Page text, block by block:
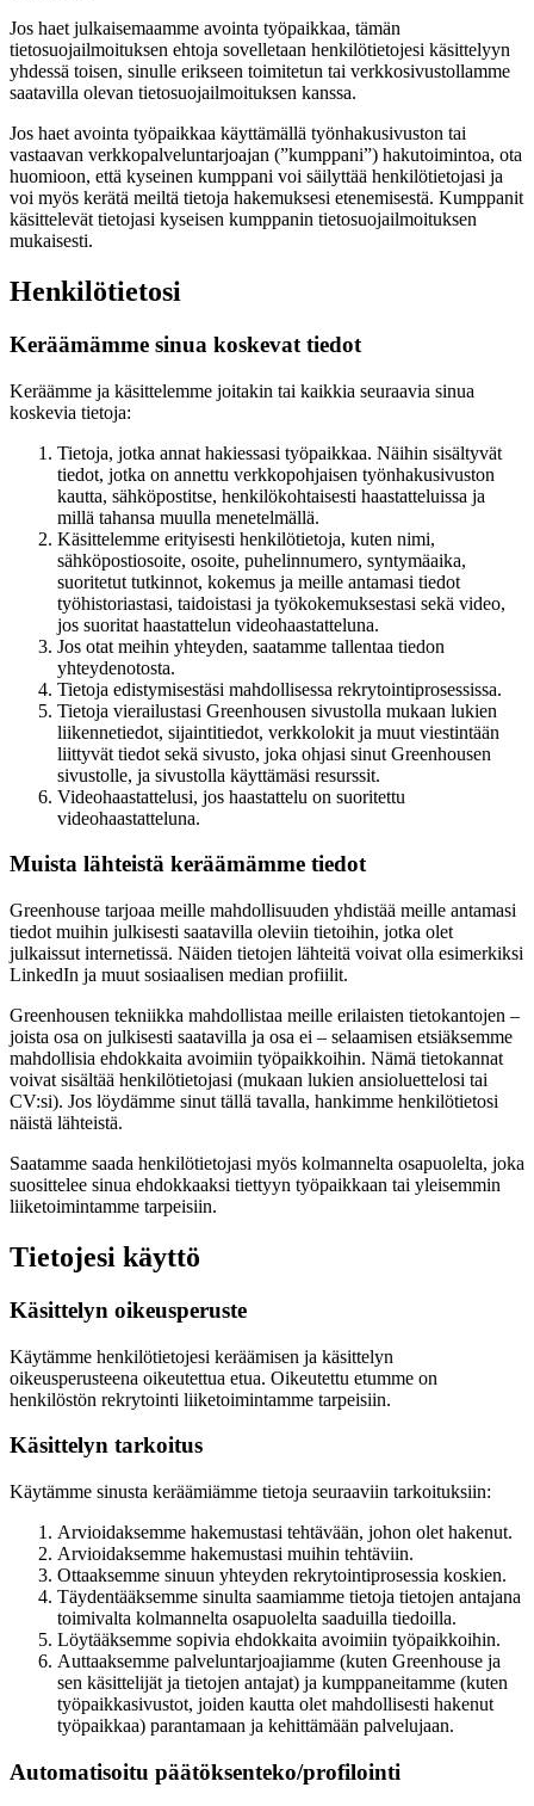
Jos haet julkaisemaamme avointa työpaikkaa, tämän
tietosuojailmoituksen ehtoja sovelletaan henkilötietojesi käsittelyyn
yhdessä toisen, sinulle erikseen toimitetun tai verkkosivustollamme
saatavilla olevan tietosuojailmoituksen kanssa.
Jos haet avointa työpaikkaa käyttämällä työnhakusivuston tai
vastaavan verkkopalveluntarjoajan (”kumppani”) hakutoimintoa, ota
huomioon, että kyseinen kumppani voi säilyttää henkilötietojasi ja
voi myös kerätä meiltä tietoja hakemuksesi etenemisestä. Kumppanit
käsittelevät tietojasi kyseisen kumppanin tietosuojailmoituksen
mukaisesti.
Henkilötietosi
Keräämämme sinua koskevat tiedot
Keräämme ja käsittelemme joitakin tai kaikkia seuraavia sinua
koskevia tietoja:
Tietoja, jotka annat hakiessasi työpaikkaa. Näihin sisältyvät
tiedot, jotka on annettu verkkopohjaisen työnhakusivuston
kautta, sähköpostitse, henkilökohtaisesti haastatteluissa ja
millä tahansa muulla menetelmällä.
Käsittelemme erityisesti henkilötietoja, kuten nimi,
sähköpostiosoite, osoite, puhelinnumero, syntymäaika,
suoritetut tutkinnot, kokemus ja meille antamasi tiedot
työhistoriastasi, taidoistasi ja työkokemuksestasi sekä video,
jos suoritat haastattelun videohaastatteluna.
Jos otat meihin yhteyden, saatamme tallentaa tiedon
yhteydenotosta.
Tietoja edistymisestäsi mahdollisessa rekrytointiprosessissa.
Tietoja vierailustasi Greenhousen sivustolla mukaan lukien
liikennetiedot, sijaintitiedot, verkkolokit ja muut viestintään
liittyvät tiedot sekä sivusto, joka ohjasi sinut Greenhousen
sivustolle, ja sivustolla käyttämäsi resurssit.
Videohaastattelusi, jos haastattelu on suoritettu
videohaastatteluna.
Muista lähteistä keräämämme tiedot
Greenhouse tarjoaa meille mahdollisuuden yhdistää meille antamasi
tiedot muihin julkisesti saatavilla oleviin tietoihin, jotka olet
julkaissut internetissä. Näiden tietojen lähteitä voivat olla esimerkiksi
LinkedIn ja muut sosiaalisen median profiilit.
Greenhousen tekniikka mahdollistaa meille erilaisten tietokantojen –
joista osa on julkisesti saatavilla ja osa ei – selaamisen etsiäksemme
mahdollisia ehdokkaita avoimiin työpaikkoihin. Nämä tietokannat
voivat sisältää henkilötietojasi (mukaan lukien ansioluettelosi tai
CV:si). Jos löydämme sinut tällä tavalla, hankimme henkilötietosi
näistä lähteistä.
Saatamme saada henkilötietojasi myös kolmannelta osapuolelta, joka
suosittelee sinua ehdokkaaksi tiettyyn työpaikkaan tai yleisemmin
liiketoimintamme tarpeisiin.
Tietojesi käyttö
Käsittelyn oikeusperuste
Käytämme henkilötietojesi keräämisen ja käsittelyn
oikeusperusteena oikeutettua etua. Oikeutettu etumme on
henkilöstön rekrytointi liiketoimintamme tarpeisiin.
Käsittelyn tarkoitus
Käytämme sinusta keräämiämme tietoja seuraaviin tarkoituksiin:
Arvioidaksemme hakemustasi tehtävään, johon olet hakenut.
Arvioidaksemme hakemustasi muihin tehtäviin.
Ottaaksemme sinuun yhteyden rekrytointiprosessia koskien.
Täydentääksemme sinulta saamiamme tietoja tietojen antajana
toimivalta kolmannelta osapuolelta saaduilla tiedoilla.
Löytääksemme sopivia ehdokkaita avoimiin työpaikkoihin.
Auttaaksemme palveluntarjoajiamme (kuten Greenhouse ja
sen käsittelijät ja tietojen antajat) ja kumppaneitamme (kuten
työpaikkasivustot, joiden kautta olet mahdollisesti hakenut
työpaikkaa) parantamaan ja kehittämään palvelujaan.
Automatisoitu päätöksenteko/profilointi